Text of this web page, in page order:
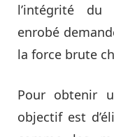
l’intégrité du
enrobé
la force brute
Pour obtenir
objectif est